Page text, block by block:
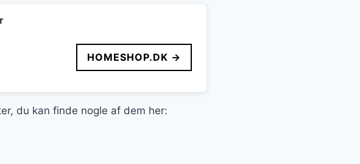
HOMESHOP.DK →
du kan finde nogle af dem her: